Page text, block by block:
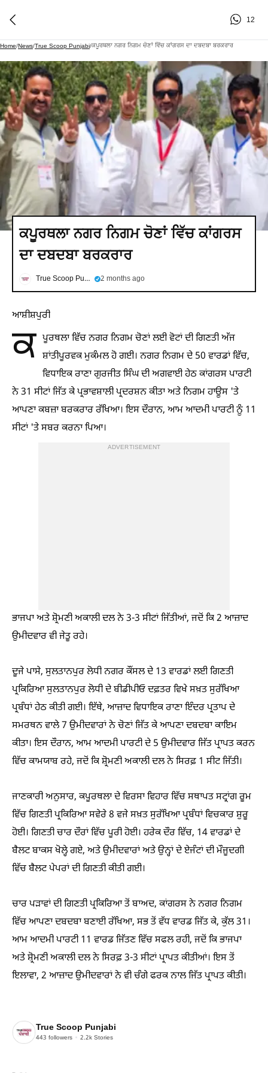
12
Home/News/True Scoop Punjabi/ਕਪੂਰਥਲਾ ਨਗਰ ਨਿਗਮ ਚੋਣਾਂ ਵਿੱਚ ਕਾਂਗਰਸ ਦਾ ਦਬਦਬਾ ਬਰਕਰਾਰ
ਕਪੂਰਥਲਾ ਨਗਰ ਨਿਗਮ ਚੋਣਾਂ ਵਿੱਚ ਕਾਂਗਰਸ
ਦਾ ਦਬਦਬਾ ਬਰਕਰਾਰ
True Scoop Punjabi 2 months ago
ਆਸ਼ੀਸ਼ਪੁਰੀ
ਕ ਪੂਰਥਲਾ ਵਿੱਚ ਨਗਰ ਨਿਗਮ ਚੋਣਾਂ ਲਈ ਵੋਟਾਂ ਦੀ ਗਿਣਤੀ ਅੱਜ
ਸ਼ਾਂਤੀਪੂਰਵਕ ਮੁਕੰਮਲ ਹੋ ਗਈ। ਨਗਰ ਨਿਗਮ ਦੇ 50 ਵਾਰਡਾਂ ਵਿੱਚ,
ਵਿਧਾਇਕ ਰਾਣਾ ਗੁਰਜੀਤ ਸਿੰਘ ਦੀ ਅਗਵਾਈ ਹੇਠ ਕਾਂਗਰਸ ਪਾਰਟੀ
ਨੇ 31 ਸੀਟਾਂ ਜਿੱਤ ਕੇ ਪ੍ਰਭਾਵਸ਼ਾਲੀ ਪ੍ਰਦਰਸ਼ਨ ਕੀਤਾ ਅਤੇ ਨਿਗਮ ਹਾਊਸ 'ਤੇ
ਆਪਣਾ ਕਬਜ਼ਾ ਬਰਕਰਾਰ ਰੱਖਿਆ। ਇਸ ਦੌਰਾਨ, ਆਮ ਆਦਮੀ ਪਾਰਟੀ ਨੂੰ 11
ਸੀਟਾਂ 'ਤੇ ਸਬਰ ਕਰਨਾ ਪਿਆ।
ADVERTISEMENT
ਭਾਜਪਾ ਅਤੇ ਸ਼੍ਰੋਮਣੀ ਅਕਾਲੀ ਦਲ ਨੇ 3-3 ਸੀਟਾਂ ਜਿੱਤੀਆਂ, ਜਦੋਂ ਕਿ 2 ਆਜ਼ਾਦ
ਉਮੀਦਵਾਰ ਵੀ ਜੇਤੂ ਰਹੇ।
ਦੂਜੇ ਪਾਸੇ, ਸੁਲਤਾਨਪੁਰ ਲੋਧੀ ਨਗਰ ਕੌਂਸਲ ਦੇ 13 ਵਾਰਡਾਂ ਲਈ ਗਿਣਤੀ
ਪ੍ਰਕਿਰਿਆ ਸੁਲਤਾਨਪੁਰ ਲੋਧੀ ਦੇ ਬੀਡੀਪੀਓ ਦਫ਼ਤਰ ਵਿਖੇ ਸਖ਼ਤ ਸੁਰੱਖਿਆ
ਪ੍ਰਬੰਧਾਂ ਹੇਠ ਕੀਤੀ ਗਈ। ਇੱਥੇ, ਆਜ਼ਾਦ ਵਿਧਾਇਕ ਰਾਣਾ ਇੰਦਰ ਪ੍ਰਤਾਪ ਦੇ
ਸਮਰਥਨ ਵਾਲੇ 7 ਉਮੀਦਵਾਰਾਂ ਨੇ ਚੋਣਾਂ ਜਿੱਤ ਕੇ ਆਪਣਾ ਦਬਦਬਾ ਕਾਇਮ
ਕੀਤਾ। ਇਸ ਦੌਰਾਨ, ਆਮ ਆਦਮੀ ਪਾਰਟੀ ਦੇ 5 ਉਮੀਦਵਾਰ ਜਿੱਤ ਪ੍ਰਾਪਤ ਕਰਨ
ਵਿੱਚ ਕਾਮਯਾਬ ਰਹੇ, ਜਦੋਂ ਕਿ ਸ਼੍ਰੋਮਣੀ ਅਕਾਲੀ ਦਲ ਨੇ ਸਿਰਫ਼ 1 ਸੀਟ ਜਿੱਤੀ।
ਜਾਣਕਾਰੀ ਅਨੁਸਾਰ, ਕਪੂਰਥਲਾ ਦੇ ਵਿਰਸਾ ਵਿਹਾਰ ਵਿੱਚ ਸਥਾਪਤ ਸਟ੍ਰਾਂਗ ਰੂਮ
ਵਿੱਚ ਗਿਣਤੀ ਪ੍ਰਕਿਰਿਆ ਸਵੇਰੇ 8 ਵਜੇ ਸਖ਼ਤ ਸੁਰੱਖਿਆ ਪ੍ਰਬੰਧਾਂ ਵਿਚਕਾਰ ਸ਼ੁਰੂ
ਹੋਈ। ਗਿਣਤੀ ਚਾਰ ਦੌਰਾਂ ਵਿੱਚ ਪੂਰੀ ਹੋਈ। ਹਰੇਕ ਦੌਰ ਵਿੱਚ, 14 ਵਾਰਡਾਂ ਦੇ
ਬੈਲਟ ਬਾਕਸ ਖੋਲ੍ਹੇ ਗਏ, ਅਤੇ ਉਮੀਦਵਾਰਾਂ ਅਤੇ ਉਨ੍ਹਾਂ ਦੇ ਏਜੰਟਾਂ ਦੀ ਮੌਜੂਦਗੀ
ਵਿੱਚ ਬੈਲਟ ਪੇਪਰਾਂ ਦੀ ਗਿਣਤੀ ਕੀਤੀ ਗਈ।
ਚਾਰ ਪੜਾਵਾਂ ਦੀ ਗਿਣਤੀ ਪ੍ਰਕਿਰਿਆ ਤੋਂ ਬਾਅਦ, ਕਾਂਗਰਸ ਨੇ ਨਗਰ ਨਿਗਮ
ਵਿੱਚ ਆਪਣਾ ਦਬਦਬਾ ਬਣਾਈ ਰੱਖਿਆ, ਸਭ ਤੋਂ ਵੱਧ ਵਾਰਡ ਜਿੱਤ ਕੇ, ਕੁੱਲ 31।
ਆਮ ਆਦਮੀ ਪਾਰਟੀ 11 ਵਾਰਡ ਜਿੱਤਣ ਵਿੱਚ ਸਫਲ ਰਹੀ, ਜਦੋਂ ਕਿ ਭਾਜਪਾ
ਅਤੇ ਸ਼੍ਰੋਮਣੀ ਅਕਾਲੀ ਦਲ ਨੇ ਸਿਰਫ਼ 3-3 ਸੀਟਾਂ ਪ੍ਰਾਪਤ ਕੀਤੀਆਂ। ਇਸ ਤੋਂ
ਇਲਾਵਾ, 2 ਆਜ਼ਾਦ ਉਮੀਦਵਾਰਾਂ ਨੇ ਵੀ ਚੰਗੇ ਫਰਕ ਨਾਲ ਜਿੱਤ ਪ੍ਰਾਪਤ ਕੀਤੀ।
True Scoop Punjabi
443 followers 2.2k Stories